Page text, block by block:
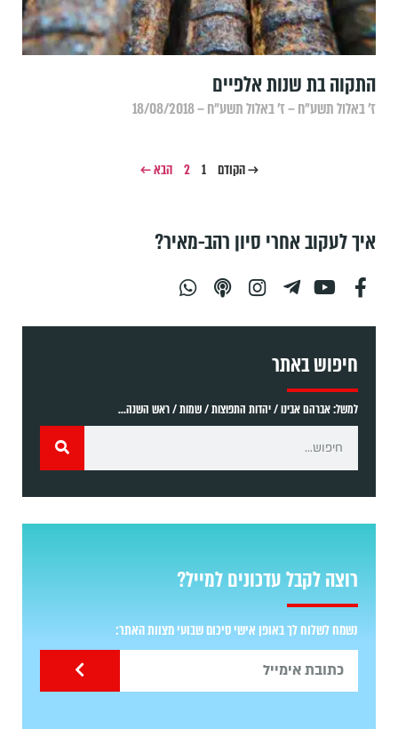
התקוה בת שנות אלפיים
ז׳ באלול תשע״ח – ז׳ באלול תשע״ח – 18/08/2018
→ הקודם 1
2 הבא ←
איך לעקוב אחרי סיון רהב-מאיר?
חיפוש באתר
למשל: אברהם אבינו / יהדות התפוצות / שמות / ראש השנה...
רוצה לקבל עדכונים למייל?
נשמח לשלוח לך באופן אישי סיכום שבועי מצוות האתר: